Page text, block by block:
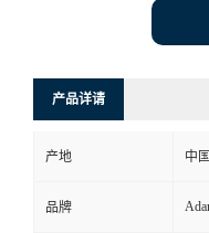
产品详请
产地 中国
品牌